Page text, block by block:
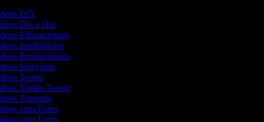
DIY
Dia a Dia
Educacionais
Imobiliários
Promocionais
Storytime
Teaser
Trailer Teaser
Tutoriais
com Fotos
com Letra